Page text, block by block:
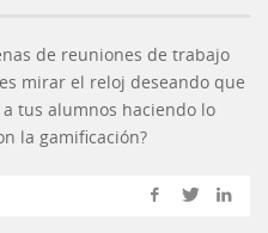
de reuniones de trabajo
mirar el reloj deseando que
tus alumnos haciendo lo
la gamificación?